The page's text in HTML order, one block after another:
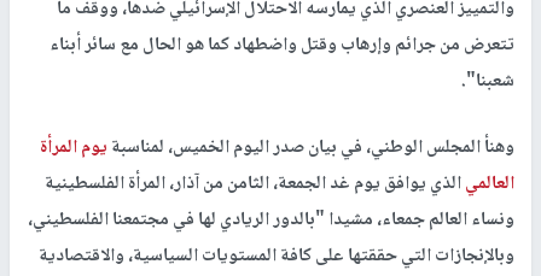
والتمييز العنصري الذي يمارسه الاحتلال الإسرائيلي ضدها، ووقف ما
تتعرض من جرائم وإرهاب وقتل واضطهاد كما هو الحال مع سائر أبناء
شعبنا".
وهنأ المجلس الوطني، في بيان صدر اليوم الخميس، لمناسبةيوم المرأة
العالميالذي يوافق يوم غد الجمعة، الثامن من آذار، المرأة الفلسطينية
ونساء العالم جمعاء، مشيدا "بالدور الريادي لها في مجتمعنا الفلسطيني،
وبالإنجازات التي حققتها على كافة المستويات السياسية، والاقتصادية